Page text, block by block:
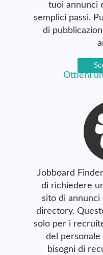
tuoi annunci
semplici passi.
di
Ottieni
Jobboard
di richiedere
sito di annunci
directory.
solo per i
del
bisogni di